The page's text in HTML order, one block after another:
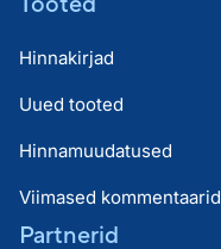
Hinnakirjad
Uued tooted
Hinnamuudatused
Viimased kommentaarid
Partnerid